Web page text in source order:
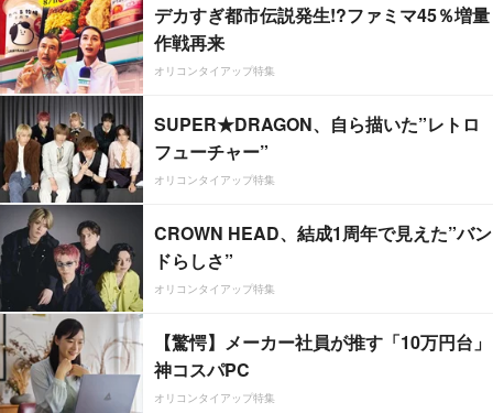
デカすぎ都市伝説発生!?ファミマ45％増量
作戦再来
オリコンタイアップ特集
SUPER★DRAGON、自ら描いた”レトロ
フューチャー”
オリコンタイアップ特集
CROWN HEAD、結成1周年で見えた”バン
ドらしさ”
オリコンタイアップ特集
【驚愕】メーカー社員が推す「10万円台」
神コスパPC
オリコンタイアップ特集